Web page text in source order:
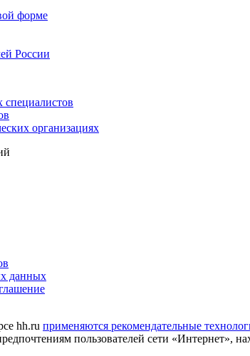
форме
России
специалистов
организациях
данных
hh.ru применяются рекомендательные
пользователей сети «Интернет»,